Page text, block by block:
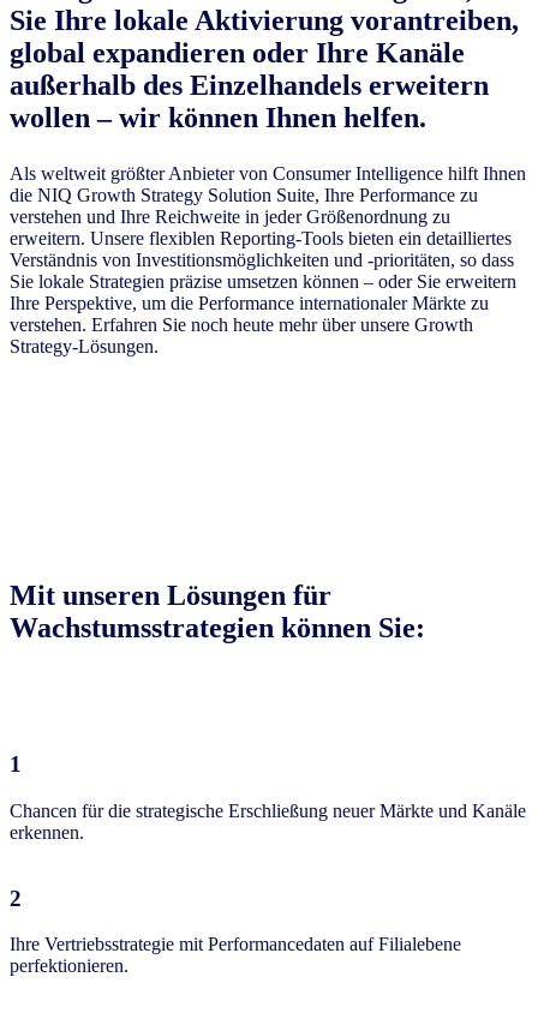
Sie Ihre lokale Aktivierung vorantreiben,
global expandieren oder Ihre Kanäle
außerhalb des Einzelhandels erweitern
wollen – wir können Ihnen helfen.
Als weltweit größter Anbieter von Consumer Intelligence hilft Ihnen
die NIQ Growth Strategy Solution Suite, Ihre Performance zu
verstehen und Ihre Reichweite in jeder Größenordnung zu
erweitern. Unsere flexiblen Reporting-Tools bieten ein detailliertes
Verständnis von Investitionsmöglichkeiten und -prioritäten, so dass
Sie lokale Strategien präzise umsetzen können – oder Sie erweitern
Ihre Perspektive, um die Performance internationaler Märkte zu
verstehen. Erfahren Sie noch heute mehr über unsere Growth
Strategy-Lösungen.
Mit unseren Lösungen für
Wachstumsstrategien können Sie:
1
Chancen für die strategische Erschließung neuer Märkte und Kanäle
erkennen.
2
Ihre Vertriebsstrategie mit Performancedaten auf Filialebene
perfektionieren.